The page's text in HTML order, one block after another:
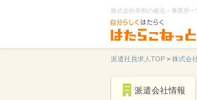
株式会社幸和の拠点・事業所一
派遣社員求人TOP > 株式会
派遣会社情報